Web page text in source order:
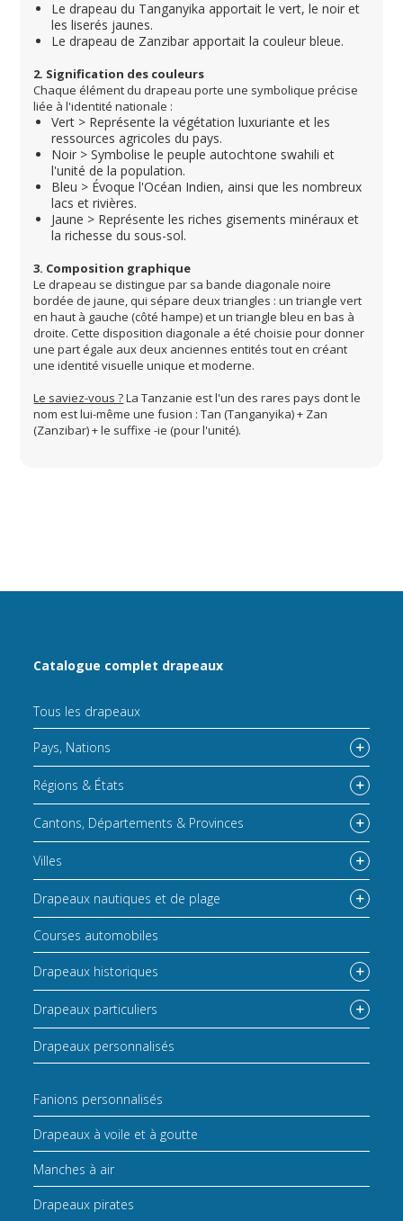
Le drapeau du Tanganyika apportait le vert, le noir et
les liserés jaunes.
Le drapeau de Zanzibar apportait la couleur bleue.
2. Signification des couleurs
Chaque élément du drapeau porte une symbolique précise
liée à l'identité nationale :
Vert > Représente la végétation luxuriante et les
ressources agricoles du pays.
Noir > Symbolise le peuple autochtone swahili et
l'unité de la population.
Bleu > Évoque l'Océan Indien, ainsi que les nombreux
lacs et rivières.
Jaune > Représente les riches gisements minéraux et
la richesse du sous-sol.
3. Composition graphique
Le drapeau se distingue par sa bande diagonale noire
bordée de jaune, qui sépare deux triangles : un triangle vert
en haut à gauche (côté hampe) et un triangle bleu en bas à
droite. Cette disposition diagonale a été choisie pour donner
une part égale aux deux anciennes entités tout en créant
une identité visuelle unique et moderne.
Le saviez-vous ?La Tanzanie est l'un des rares pays dont le
nom est lui-même une fusion : Tan (Tanganyika) + Zan
(Zanzibar) + le suffixe -ie (pour l'unité).
Catalogue complet drapeaux
Tous les drapeaux
Pays, Nations
Régions & États
Cantons, Départements & Provinces
Villes
Drapeaux nautiques et de plage
Courses automobiles
Drapeaux historiques
Drapeaux particuliers
Drapeaux personnalisés
Fanions personnalisés
Drapeaux à voile et à goutte
Manches à air
Drapeaux pirates